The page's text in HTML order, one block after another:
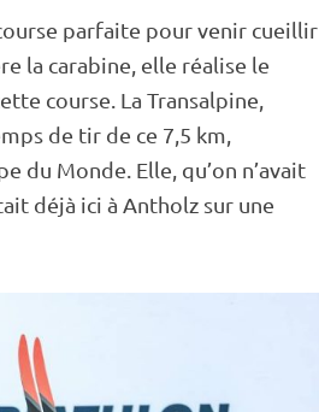
parfaite pour venir cueillir
la carabine , elle réalise le
course. La Transalpine,
de tir de ce 7,5 km,
du Monde . Elle, qu’on n’avait
déjà ici à Antholz sur une